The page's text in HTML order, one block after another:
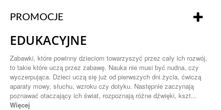
PROMOCJE
EDUKACYJNE
Zabawki, które powinny dzieciom towarzyszyć przez cały ich rozwój,
to takie które uczą przez zabawę. Nauka nie musi być nudna, czy
wyczerpująca. Dzieci uczą się już od pierwszych dni życia, ćwiczą
aparaty mowy, słuchu, wzroku czy dotyku. Następnie zaczynają
poznawać otaczający ich świat, rozpoznają różne dźwięki, kszt...
Więcej